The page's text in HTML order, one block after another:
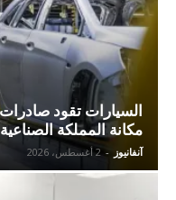
مكانة المملكة الصناعية
آنفانيوز - 2 أغسطس، 2026